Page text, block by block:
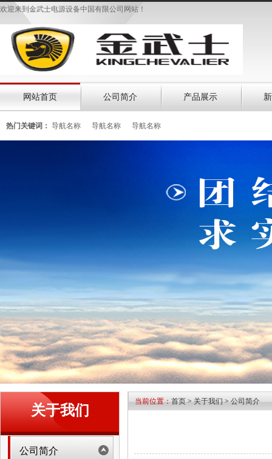
欢迎来到金武士电源设备中国有限公司网站！
网站首页 公司简介 产品展示
热门关键词： 导航名称 导航名称 导航名称
关于我们
公司简介
当前位置：首页>关于我们>公司简介